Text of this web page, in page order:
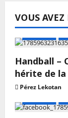
VOUS
Handball –
hérite de la
Pérez Lekotan